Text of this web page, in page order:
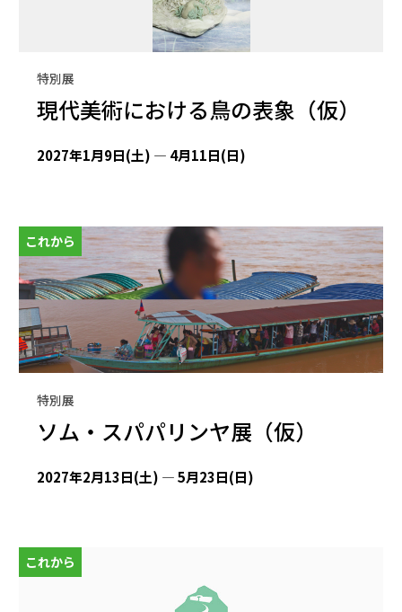
特別展
現代美術における鳥の表象（仮）
2027年1月9日(土) — 4月11日(日)
これから
特別展
ソム・スパパリンヤ展（仮）
2027年2月13日(土) — 5月23日(日)
これから